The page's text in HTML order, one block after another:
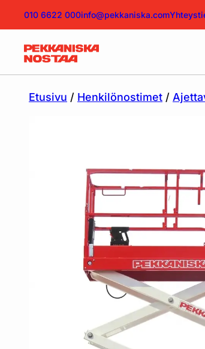
010 6622 000info@pekkaniska.com
Etusivu / Henkilönostimet /